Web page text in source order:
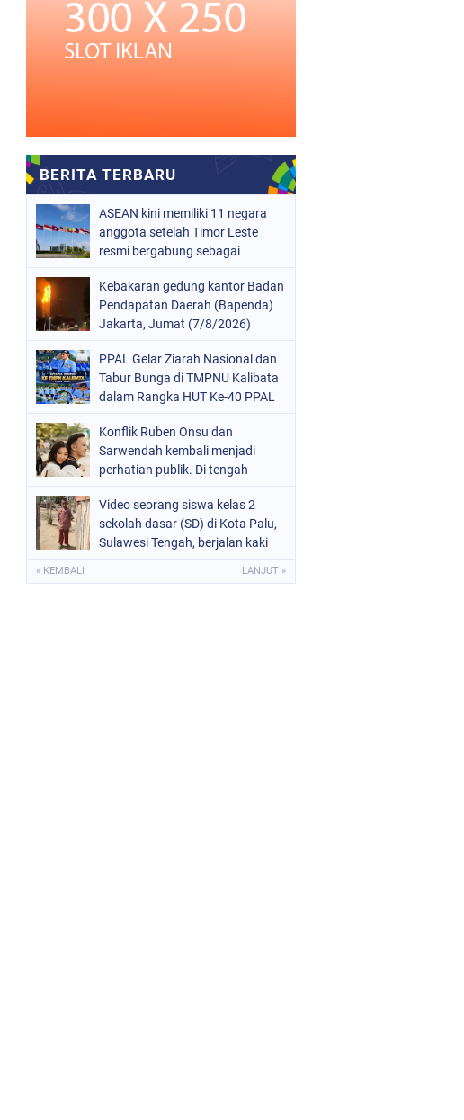
ASEAN kini memiliki 11 negara
anggota setelah Timor Leste
resmi bergabung sebagai
2025.
Kebakaran gedung kantor Badan
Pendapatan Daerah (Bapenda)
Jakarta, Jumat (7/8/2026)
tujuh, dan 12
PPAL Gelar Ziarah Nasional dan
Tabur Bunga di TMPNU Kalibata
dalam Rangka HUT Ke-40 PPAL
Konflik Ruben Onsu dan
Sarwendah kembali menjadi
perhatian publik. Di tengah
berjalan, kuasa hukum
Sarwendah
Video seorang siswa kelas 2
sekolah dasar (SD) di Kota Palu,
Sulawesi Tengah, berjalan kaki
« KEMBALI LANJUT »